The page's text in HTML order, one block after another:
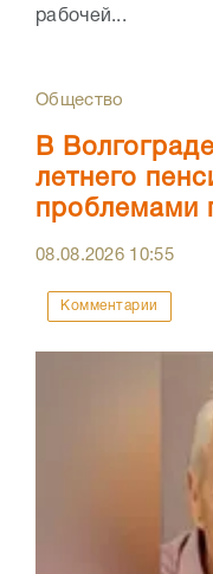
рабочей...
Общество
В
летнего
проблемами
08.08.2026 10:55
Комментарии